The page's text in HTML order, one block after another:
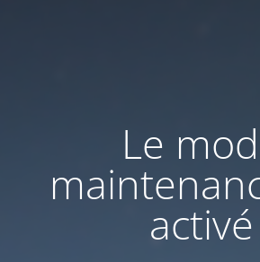
Le
activé